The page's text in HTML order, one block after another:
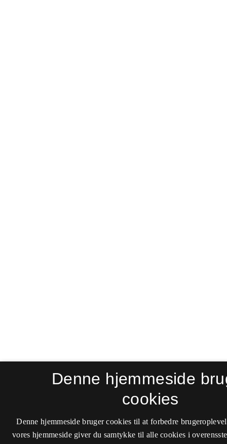
Denne hjemmeside
cookies
Denne hjemmeside bruger cookies til at forbedre
vores hjemmeside giver du samtykke til alle cookies i